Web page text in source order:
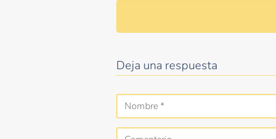
Deja una respuesta